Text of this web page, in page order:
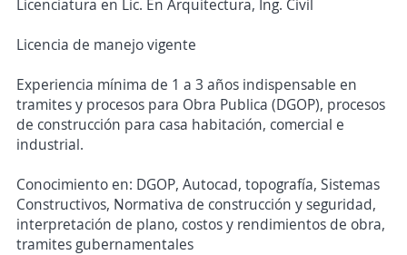
Licenciatura en Lic. En Arquitectura, Ing. Civil
Licencia de manejo vigente
Experiencia mínima de 1 a 3 años indispensable en
tramites y procesos para Obra Publica (DGOP), procesos
de construcción para casa habitación, comercial e
industrial.
Conocimiento en: DGOP, Autocad, topografía, Sistemas
Constructivos, Normativa de construcción y seguridad,
interpretación de plano, costos y rendimientos de obra,
tramites gubernamentales